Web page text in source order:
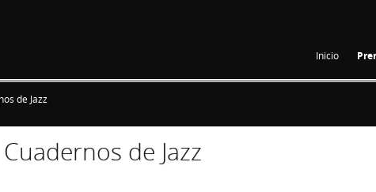
Inicio
de Jazz
de Jazz